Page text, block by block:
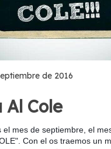
de 2016
Al Cole
el mes de septiembre, el
Con el os traemos un